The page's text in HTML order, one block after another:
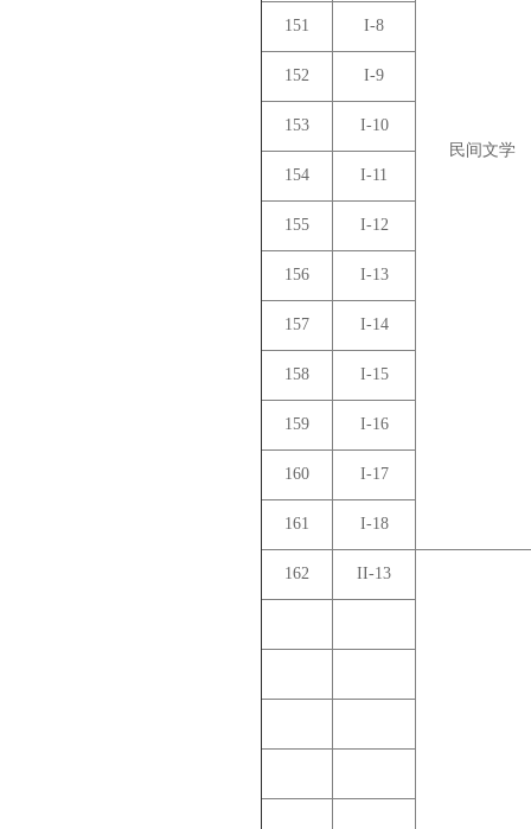
民间文学
151 I-8
152 I-9
153 I-10
154 I-11
155 I-12
156 I-13
157 I-14
158 I-15
159 I-16
160 I-17
161 I-18
162 II-13